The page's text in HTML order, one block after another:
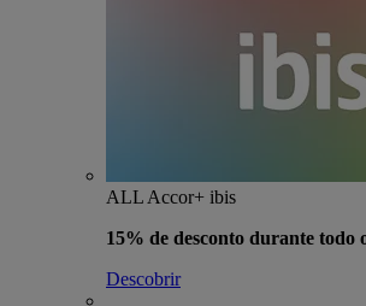
ALL Accor+ ibis
15% de desconto durante todo
Descobrir